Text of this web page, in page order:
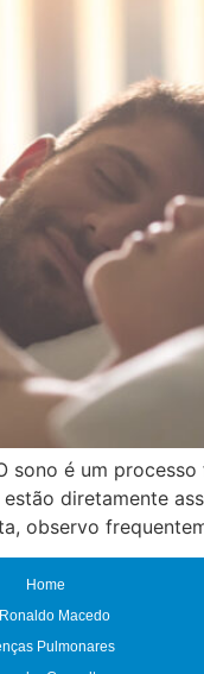
é um
diretamente
observo
Home
Macedo
Pulmonares